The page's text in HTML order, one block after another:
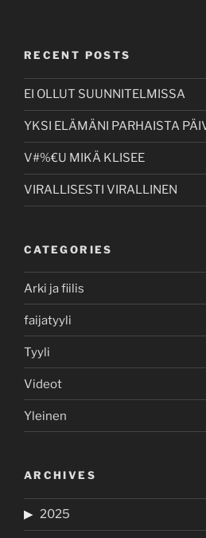
RECENT POSTS
EI OLLUT SUUNNITELMISSA
YKSI ELÄMÄNI PARHAISTA
V#%€U MIKÄ KLISEE
VIRALLISESTI VIRALLINEN
CATEGORIES
Arki ja fiilis
faijatyyli
Tyyli
Videot
Yleinen
ARCHIVES
2025